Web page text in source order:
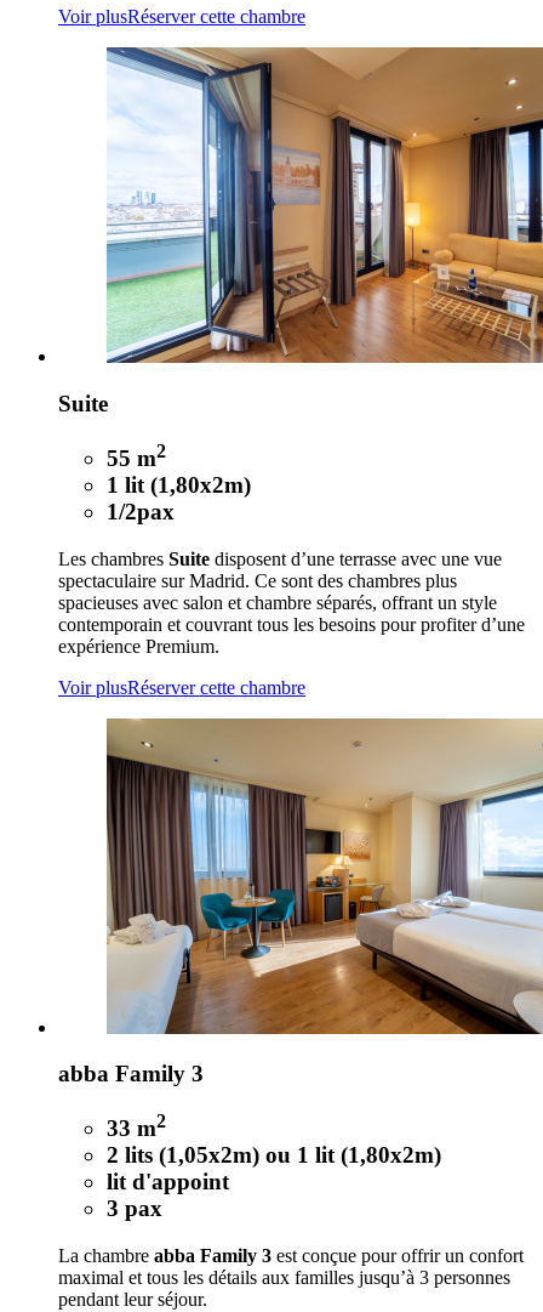
Voir plusRéserver cette chambre
Suite
55 m2
1 lit (1,80x2m)
1/2pax
Les chambres Suite disposent d’une terrasse avec une vue
spectaculaire sur Madrid. Ce sont des chambres plus
spacieuses avec salon et chambre séparés, offrant un style
contemporain et couvrant tous les besoins pour profiter d’une
expérience Premium.
Voir plusRéserver cette chambre
abba Family 3
33 m2
2 lits (1,05x2m) ou 1 lit (1,80x2m)
lit d'appoint
3 pax
La chambre abba Family 3 est conçue pour offrir un confort
maximal et tous les détails aux familles jusqu’à 3 personnes
pendant leur séjour.